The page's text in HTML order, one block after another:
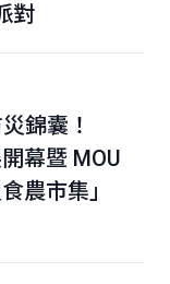
對
錦囊！
幕暨 MOU
農市集」